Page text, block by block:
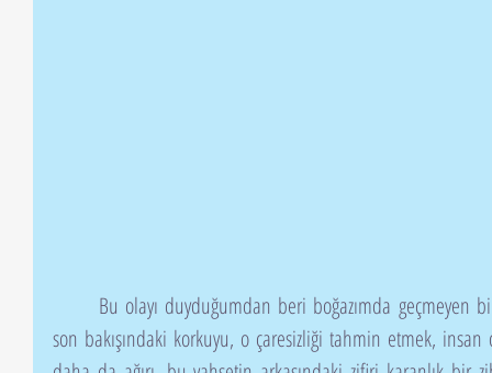
son bakışındaki korkuyu, o çaresizliği tahmin etmek,